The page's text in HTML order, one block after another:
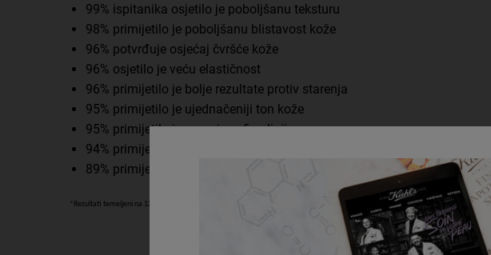
99% ispitanika osjetilo je poboljšanu teksturu
98% primijetilo je poboljšanu blistavost kože
96% potvrđuje osjećaj čvršće kože
96% osjetilo je veću elastičnost
96% primijetilo je bolje rezultate protiv starenja
95% primijetilo je ujednačeniji ton kože
95% primijetilo je smanjene fine linije
94% primijetilo je podignuti izgled kože
89% primijetilo je smanjenu vidljivost pora
*Rezultati temeljeni na 12-tjednoj studiji s korisnicima.